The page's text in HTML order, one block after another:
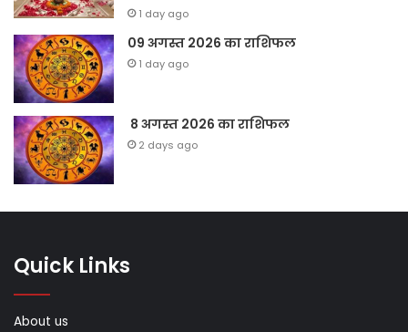
1 day ago
09 अगस्त 2026 का राशिफल
1 day ago
8 अगस्त 2026 का राशिफल
2 days ago
Quick Links
About us